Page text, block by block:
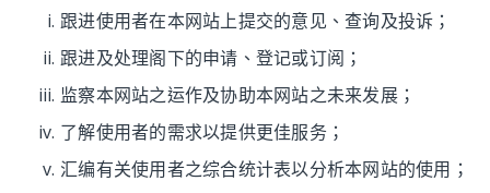
跟进使用者在本网站上提交的意见、查询及投诉；
跟进及处理阁下的申请、登记或订阅；
监察本网站之运作及协助本网站之未来发展；
了解使用者的需求以提供更佳服务；
汇编有关使用者之综合统计表以分析本网站的使用；